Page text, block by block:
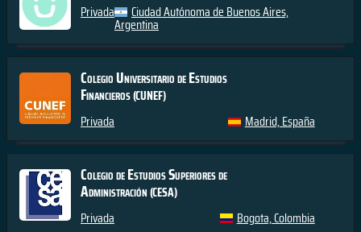
Privada Ciudad Autónoma de Buenos Aires,
Argentina
Colegio Universitario de Estudios
Financieros(CUNEF)
Privada Madrid, España
Colegio de Estudios Superiores de
Administración(CESA)
Privada Bogota, Colombia